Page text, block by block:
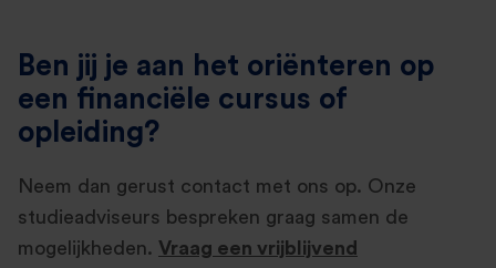
Ben jij je aan het oriënteren op
een financiële cursus of
opleiding?
Neem dan gerust contact met ons op. Onze
studieadviseurs bespreken graag samen de
mogelijkheden. Vraag een vrijblijvend